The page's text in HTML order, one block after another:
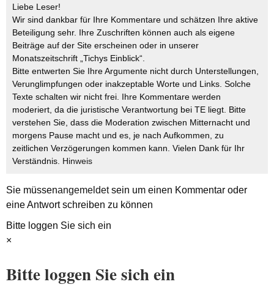
Liebe Leser!
Wir sind dankbar für Ihre Kommentare und schätzen Ihre aktive
Beteiligung sehr. Ihre Zuschriften können auch als eigene
Beiträge auf der Site erscheinen oder in unserer
Monatszeitschrift „Tichys Einblick“.
Bitte entwerten Sie Ihre Argumente nicht durch Unterstellungen,
Verunglimpfungen oder inakzeptable Worte und Links. Solche
Texte schalten wir nicht frei. Ihre Kommentare werden
moderiert, da die juristische Verantwortung bei TE liegt. Bitte
verstehen Sie, dass die Moderation zwischen Mitternacht und
morgens Pause macht und es, je nach Aufkommen, zu
zeitlichen Verzögerungen kommen kann. Vielen Dank für Ihr
Verständnis. Hinweis
Sie müssenangemeldetsein um einen Kommentar oder
eine Antwort schreiben zu können
Bitte loggen Sie sich ein
×
Bitte loggen Sie sich ein